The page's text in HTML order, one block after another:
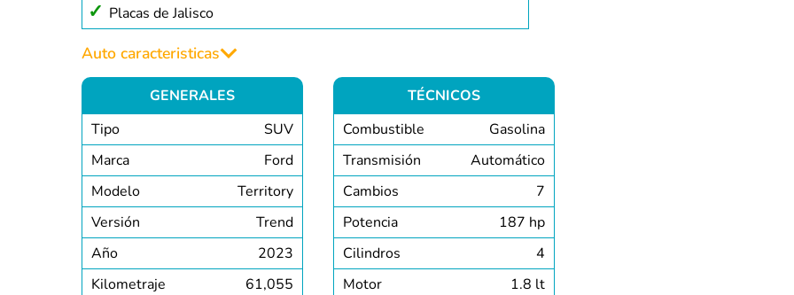
Placas de Jalisco
Auto caracteristicas
GENERALES
Tipo
SUV
Marca
Ford
Modelo
Territory
Versión
Trend
Año
2023
Kilometraje
61,055
TÉCNICOS
Combustible
Gasolina
Transmisión
Automático
Cambios
7
Potencia
187 hp
Cilindros
4
Motor
1.8 lt